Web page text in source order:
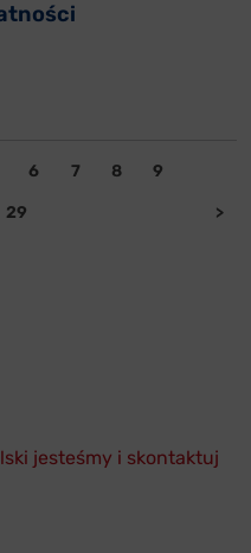
6 7 8 9
29 >
jesteśmy i skontaktuj